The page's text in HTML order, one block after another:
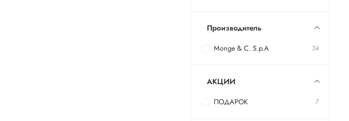
Производитель
Monge & C. S.p.A 34
АКЦИИ
ПОДАРОК 7